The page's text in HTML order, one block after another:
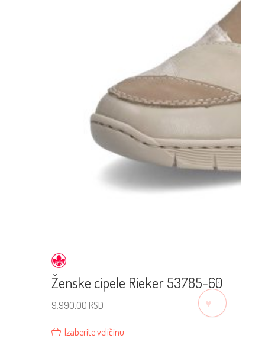
Ženske cipele Rieker 53785-60
9.990,00 RSD
Izaberite veličinu